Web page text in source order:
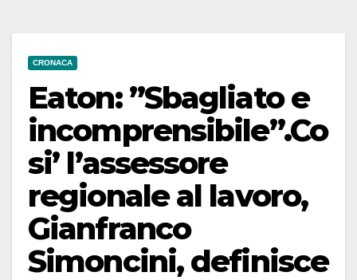
CRONACA
Eaton: ”Sbagliato e
incomprensibile”.Co
si’ l’assessore
regionale al lavoro,
Gianfranco
Simoncini, definisce